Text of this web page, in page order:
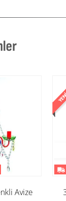
Avize